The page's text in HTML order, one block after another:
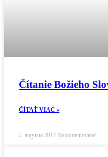
Čítanie Božieho
ČÍTAŤ VIAC »
2. augusta 2017 Nekomentované